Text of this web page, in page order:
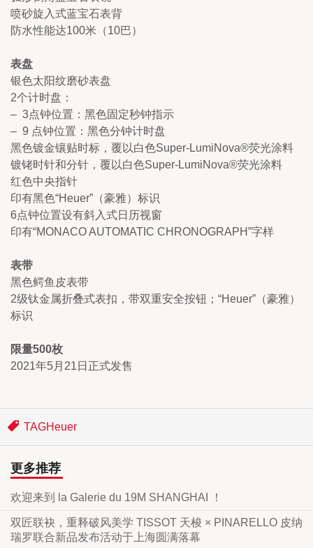
喷砂旋入式蓝宝石表背
防水性能达100米（10巴）
表盘
银色太阳纹磨砂表盘
2个计时盘：
–  3点钟位置：黑色固定秒钟指示
–  9 点钟位置：黑色分钟计时盘
黑色镀金镶贴时标，覆以白色Super-LumiNova®荧光涂料
镀铑时针和分针，覆以白色Super-LumiNova®荧光涂料
红色中央指针
印有黑色“Heuer”（豪雅）标识
6点钟位置设有斜入式日历视窗
印有“MONACO AUTOMATIC CHRONOGRAPH”字样
表带
黑色鳄鱼皮表带
2级钛金属折叠式表扣，带双重安全按钮；“Heuer”（豪雅）
标识
限量500枚
2021年5月21日正式发售
TAGHeuer
更多推荐
欢迎来到 la Galerie du 19M SHANGHAI ！
双匠联袂，重释破风美学 TISSOT 天梭 × PINARELLO 皮纳
瑞罗联合新品发布活动于上海圆满落幕